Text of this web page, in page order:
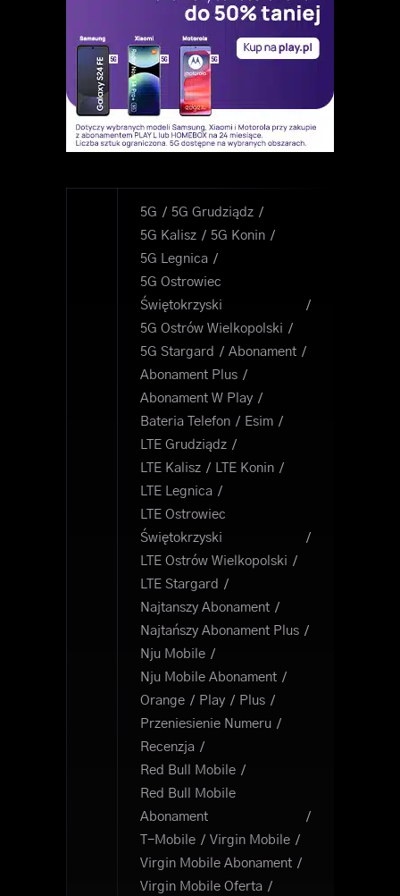
5G
5G Grudziądz
5G Kalisz
5G Konin
5G Legnica
5G Ostrowiec
Świętokrzyski
5G Ostrów Wielkopolski
5G Stargard
Abonament
Abonament Plus
Abonament W Play
Bateria Telefon
Esim
LTE Grudziądz
LTE Kalisz
LTE Konin
LTE Legnica
LTE Ostrowiec
Świętokrzyski
LTE Ostrów Wielkopolski
LTE Stargard
Najtanszy Abonament
Najtańszy Abonament Plus
Nju Mobile
Nju Mobile Abonament
Orange
Play
Plus
Przeniesienie Numeru
Recenzja
Red Bull Mobile
Red Bull Mobile
Abonament
T-Mobile
Virgin Mobile
Virgin Mobile Abonament
Virgin Mobile Oferta